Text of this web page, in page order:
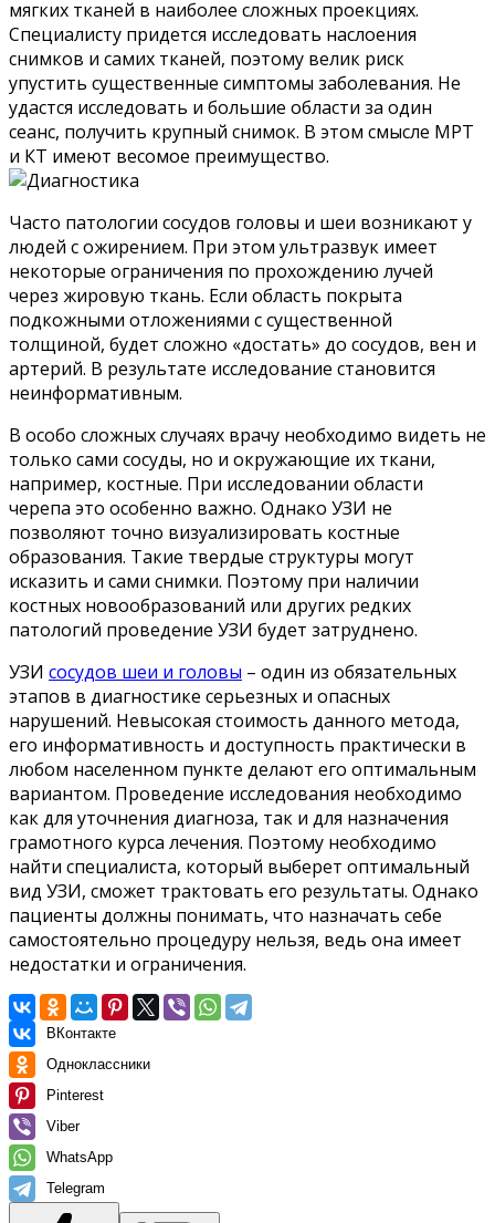
мягких тканей в наиболее сложных проекциях.
Специалисту придется исследовать наслоения
снимков и самих тканей, поэтому велик риск
упустить существенные симптомы заболевания. Не
удастся исследовать и большие области за один
сеанс, получить крупный снимок. В этом смысле МРТ
и КТ имеют весомое преимущество.
Часто патологии сосудов головы и шеи возникают у
людей с ожирением. При этом ультразвук имеет
некоторые ограничения по прохождению лучей
через жировую ткань. Если область покрыта
подкожными отложениями с существенной
толщиной, будет сложно «достать» до сосудов, вен и
артерий. В результате исследование становится
неинформативным.
В особо сложных случаях врачу необходимо видеть не
только сами сосуды, но и окружающие их ткани,
например, костные. При исследовании области
черепа это особенно важно. Однако УЗИ не
позволяют точно визуализировать костные
образования. Такие твердые структуры могут
исказить и сами снимки. Поэтому при наличии
костных новообразований или других редких
патологий проведение УЗИ будет затруднено.
УЗИ сосудов шеи и головы – один из обязательных
этапов в диагностике серьезных и опасных
нарушений. Невысокая стоимость данного метода,
его информативность и доступность практически в
любом населенном пункте делают его оптимальным
вариантом. Проведение исследования необходимо
как для уточнения диагноза, так и для назначения
грамотного курса лечения. Поэтому необходимо
найти специалиста, который выберет оптимальный
вид УЗИ, сможет трактовать его результаты. Однако
пациенты должны понимать, что назначать себе
самостоятельно процедуру нельзя, ведь она имеет
недостатки и ограничения.
ВКонтакте
Одноклассники
Pinterest
Viber
WhatsApp
Telegram